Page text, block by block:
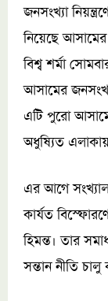
জনসংখ্যা
নিয়েছে আসামের
বিশ্ব শর্মা
আসামের
এটি পুরো
অধুষ্যিত এলাকায়
এর আগে
কার্যত
হিমন্ত। তার
সন্তান নীতি